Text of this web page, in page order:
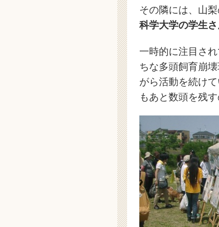
その隣には、山
科学大学の学生
一時的に注目さ
ちな多頭飼育崩
がら活動を続け
もあと数頭を残